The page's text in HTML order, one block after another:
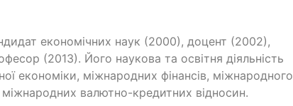
економічних наук (2000), доцент (2002),
(2013). Його наукова та освітня діяльність
економіки, міжнародних фінансів, міжнародного
валютно-кредитних відносин.